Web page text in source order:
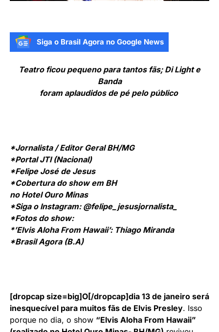
Siga o Brasil Agora no Google News
Teatro ficou pequeno para tantos fãs; Di Light e
Banda
foram aplaudidos de pé pelo público
*Jornalista / Editor Geral BH/MG
*Portal JTI (Nacional)
*Felipe José de Jesus
*Cobertura do show em BH
no Hotel Ouro Minas
*Siga o Instagram: @felipe_jesusjornalista_
*Fotos do show:
*’Elvis Aloha From Hawaii’: Thiago Miranda
*Brasil Agora (B.A)
[dropcap size=big]O[/dropcap]dia 13 de janeiro será
inesquecível para muitos fãs de Elvis Presley. Isso
porque no dia, o show “Elvis Aloha From Hawaii”